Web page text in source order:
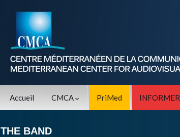
Accueil CMCA PriMed INFORMER
THE BAND